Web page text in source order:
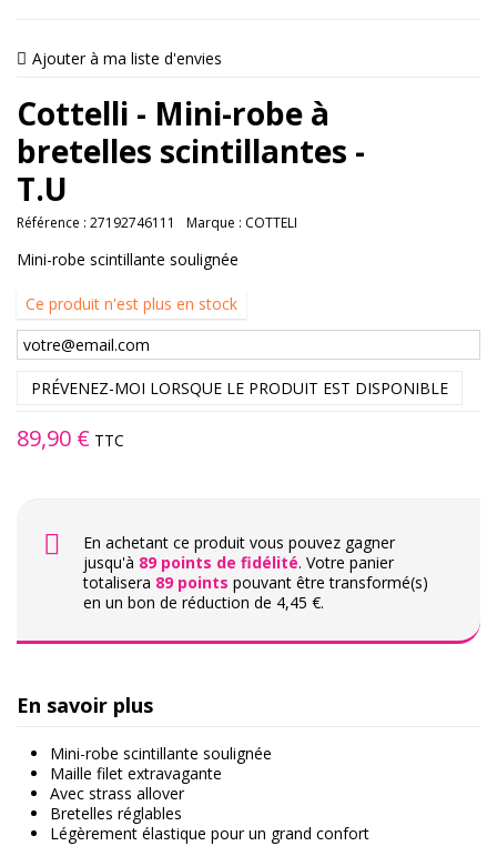
Ajouter à ma liste d'envies
Cottelli - Mini-robe à
bretelles scintillantes -
T.U
Référence : 27192746111 Marque : COTTELI
Mini-robe scintillante soulignée
Ce produit n'est plus en stock
PRÉVENEZ-MOI LORSQUE LE PRODUIT EST DISPONIBLE
89,90 € TTC
En achetant ce produit vous pouvez gagner
jusqu'à 89 points de fidélité. Votre panier
totalisera 89 points pouvant être transformé(s)
en un bon de réduction de 4,45 €.
En savoir plus
Mini-robe scintillante soulignée
Maille filet extravagante
Avec strass allover
Bretelles réglables
Légèrement élastique pour un grand confort